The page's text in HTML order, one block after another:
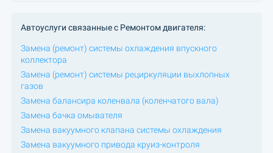
Автоуслуги связанные с Ремонтом двигателя:
Замена (ремонт) системы охлаждения впускного
коллектора
Замена (ремонт) системы рециркуляции выхлопных
газов
Замена балансира коленвала (коленчатого вала)
Замена бачка омывателя
Замена вакуумного клапана системы охлаждения
Замена вакуумного привода круиз-контроля